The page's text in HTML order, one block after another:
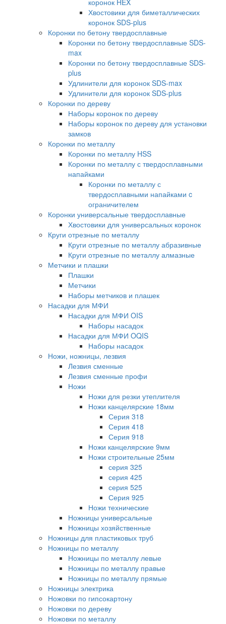
коронок HEX
Хвостовики для биметаллических
коронок SDS-plus
Коронки по бетону твердосплавные
Коронки по бетону твердосплавные SDS-
max
Коронки по бетону твердосплавные SDS-
plus
Удлинители для коронок SDS-max
Удлинители для коронок SDS-plus
Коронки по дереву
Наборы коронок по дереву
Наборы коронок по дереву для установки
замков
Коронки по металлу
Коронки по металлу HSS
Коронки по металлу с твердосплавными
напайками
Коронки по металлу с
твердосплавными напайками c
ограничителем
Коронки универсальные твердосплавные
Хвостовики для универсальных коронок
Круги отрезные по металлу
Круги отрезные по металлу абразивные
Круги отрезные по металлу алмазные
Метчики и плашки
Плашки
Метчики
Наборы метчиков и плашек
Насадки для МФИ
Насадки для МФИ OIS
Наборы насадок
Насадки для МФИ OQIS
Наборы насадок
Ножи, ножницы, лезвия
Лезвия сменные
Лезвия сменные профи
Ножи
Ножи для резки утеплителя
Ножи канцелярские 18мм
Серия 318
Серия 418
Серия 918
Ножи канцелярские 9мм
Ножи строительные 25мм
серия 325
серия 425
серия 525
Серия 925
Ножи технические
Ножницы универсальные
Ножницы хозяйственные
Ножницы для пластиковых труб
Ножницы по металлу
Ножницы по металлу левые
Ножницы по металлу правые
Ножницы по металлу прямые
Ножницы электрика
Ножовки по гипсокартону
Ножовки по дереву
Ножовки по металлу